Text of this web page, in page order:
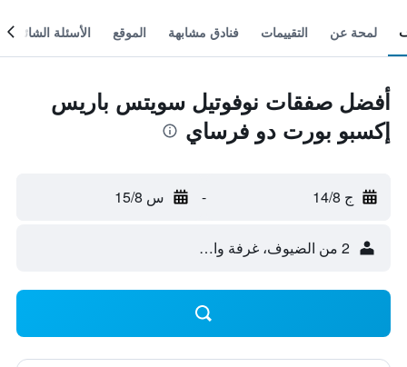
لمحة عن التقييمات فنادق مشابهة الموقع الأسئلة الشائعة
أفضل صفقات نوفوتيل سويتس باريس
إكسبو بورت دو فرساي
ج 14/8 - س 15/8
2 من الضيوف، غرفة واحدة